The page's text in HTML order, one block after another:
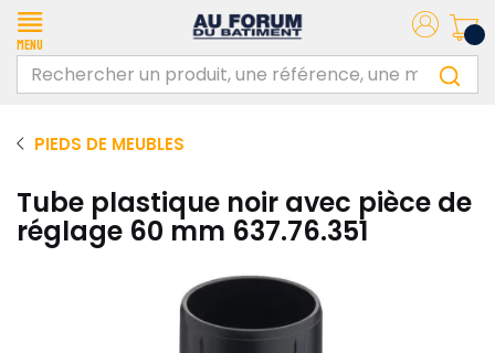
Menu
PIEDS DE MEUBLES
Tube plastique noir avec pièce de
réglage 60 mm 637.76.351